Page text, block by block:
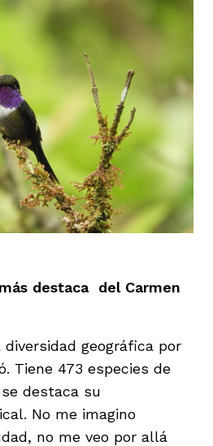
destaca del Carmen
diversidad geográfica por
Tiene 473 especies de
destaca su
No me imagino
no me veo por allá